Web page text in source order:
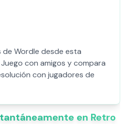
Wordle desde esta
con amigos y compara
con jugadores de
en Retro